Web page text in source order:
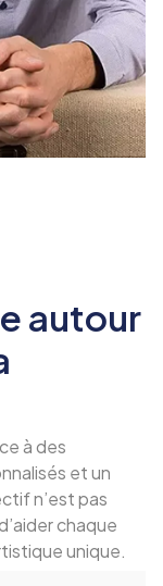
autour
à des
et un
n’est pas
chaque
unique.